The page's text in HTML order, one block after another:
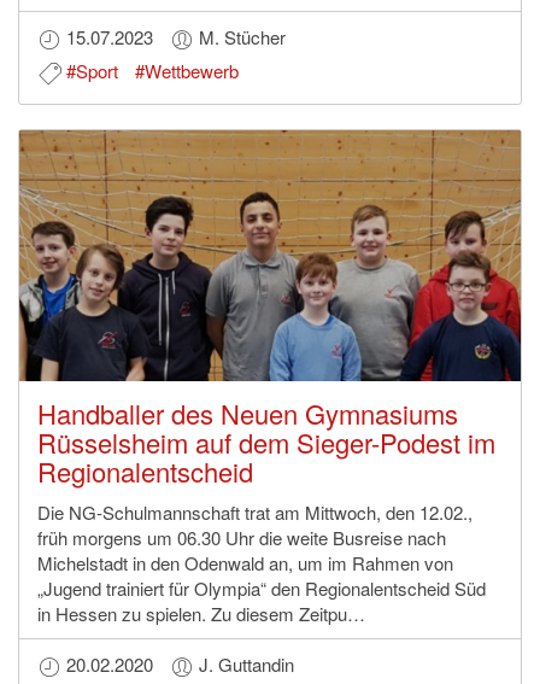
15.07.2023
M. Stücher
#Sport
#Wettbewerb
Handballer des Neuen Gymnasiums
Rüsselsheim auf dem Sieger-Podest im
Regionalentscheid
Die NG-Schulmannschaft trat am Mittwoch, den 12.02.,
früh morgens um 06.30 Uhr die weite Busreise nach
Michelstadt in den Odenwald an, um im Rahmen von
„Jugend trainiert für Olympia“ den Regionalentscheid Süd
in Hessen zu spielen. Zu diesem Zeitpu…
20.02.2020
J. Guttandin